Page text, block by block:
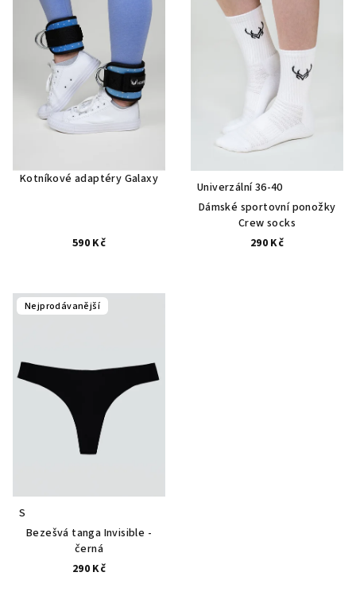
Kotníkové adaptéry Galaxy
590 Kč
Univerzální 36-40
Dámské sportovní ponožky
Crew socks
290 Kč
Nejprodávanější
S
Bezešvá tanga Invisible -
černá
290 Kč